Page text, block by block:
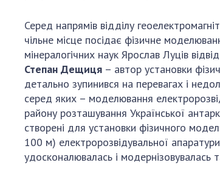
Серед напрямів відділу
чільне місце посідає фізичне
мінералогічних наук Ярослав Луців
Степан Дещиця – автор установки
детально зупинився на перевагах і
серед яких – моделювання
району розташування Української
створені для установки фізичного
100 м) електророзвідувальної
удосконалювалась і модернізовувалась